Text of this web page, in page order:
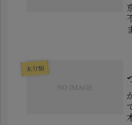
未分類